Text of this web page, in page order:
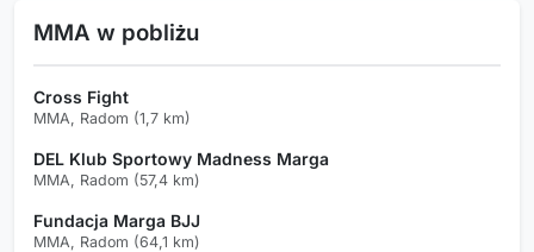
MMA w pobliżu
Cross Fight
MMA, Radom (1,7 km)
DEL Klub Sportowy Madness Marga
MMA, Radom (57,4 km)
Fundacja Marga BJJ
MMA, Radom (64,1 km)